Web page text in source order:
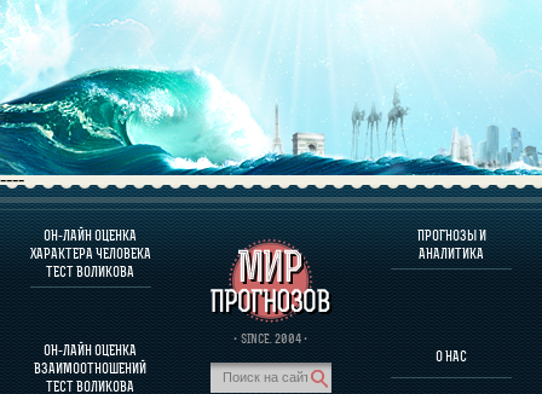
----
ОН-ЛАЙН ОЦЕНКА
ХАРАКТЕРА ЧЕЛОВЕКА
ТЕСТ ВОЛИКОВА
ОН-ЛАЙН ОЦЕНКА
ВЗАИМООТНОШЕНИЙ
ТЕСТ ВОЛИКОВА
· SINCE. 2004 ·
ПРОГНОЗЫ И
АНАЛИТИКА
О НАС
О ПРОГРАММЕ
ОЦЕНКА ХАРАКТЕРA ЧЕЛОВЕКА
ОЦЕНКА ХАРАКТЕРА ВЫДАЮЩИХСЯ ЛИЧНОСТЕЙ
О ПРОГРАММЕ
ПРОГНОЗЫ И АНАЛИТИКА